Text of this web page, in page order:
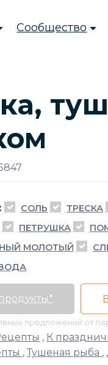
Сообщество
СОЛЬ ТРЕСКА
ПЕТРУШКА
МОЛОТЫЙ
предложений от
, К
, Тушеная рыба ,